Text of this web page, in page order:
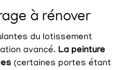
à rénover
du lotissement
avancé. La peinture
(certaines portes étant